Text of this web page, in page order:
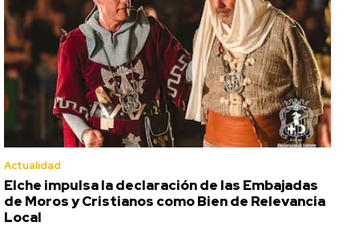
Actualidad
Elche impulsa la declaración de las Embajadas
de Moros y Cristianos como Bien de Relevancia
Local